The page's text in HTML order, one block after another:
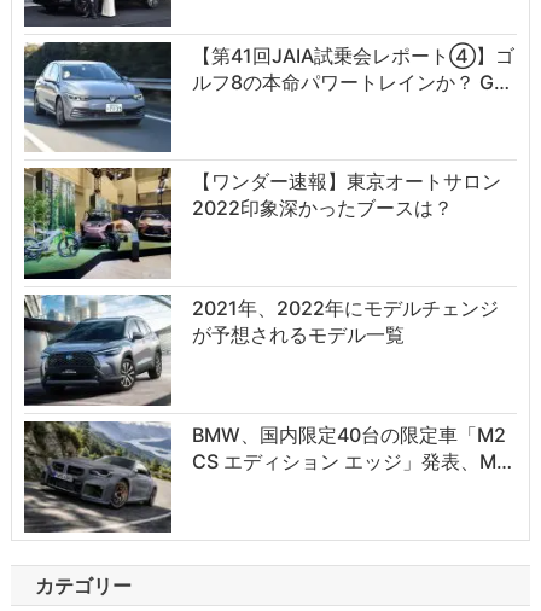
【第41回JAIA試乗会レポート④】ゴ
ルフ8の本命パワートレインか？ G…
【ワンダー速報】東京オートサロン
2022印象深かったブースは？
2021年、2022年にモデルチェンジ
が予想されるモデル一覧
BMW、国内限定40台の限定車「M2
CS エディション エッジ」発表、M…
カテゴリー